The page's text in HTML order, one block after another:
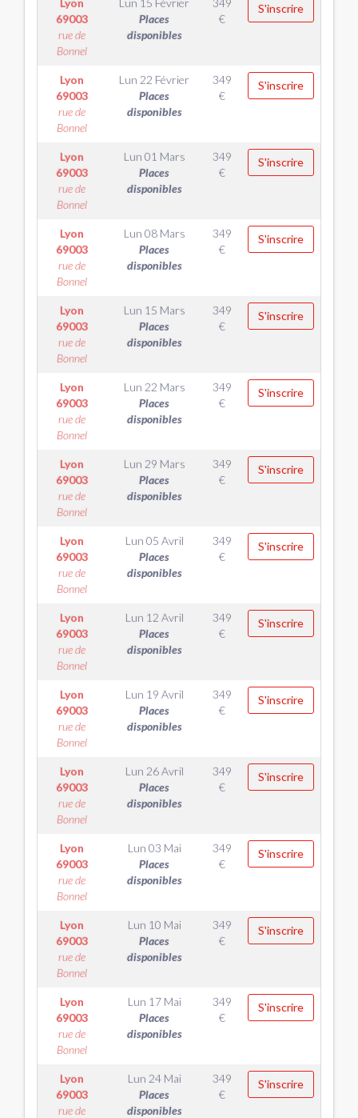
Lyon
69003
rue de
Bonnel
Lun 15 Février
Places
disponibles
349
€
S'inscrire
Lyon
69003
rue de
Bonnel
Lun 22 Février
Places
disponibles
349
€
S'inscrire
Lyon
69003
rue de
Bonnel
Lun 01 Mars
Places
disponibles
349
€
S'inscrire
Lyon
69003
rue de
Bonnel
Lun 08 Mars
Places
disponibles
349
€
S'inscrire
Lyon
69003
rue de
Bonnel
Lun 15 Mars
Places
disponibles
349
€
S'inscrire
Lyon
69003
rue de
Bonnel
Lun 22 Mars
Places
disponibles
349
€
S'inscrire
Lyon
69003
rue de
Bonnel
Lun 29 Mars
Places
disponibles
349
€
S'inscrire
Lyon
69003
rue de
Bonnel
Lun 05 Avril
Places
disponibles
349
€
S'inscrire
Lyon
69003
rue de
Bonnel
Lun 12 Avril
Places
disponibles
349
€
S'inscrire
Lyon
69003
rue de
Bonnel
Lun 19 Avril
Places
disponibles
349
€
S'inscrire
Lyon
69003
rue de
Bonnel
Lun 26 Avril
Places
disponibles
349
€
S'inscrire
Lyon
69003
rue de
Bonnel
Lun 03 Mai
Places
disponibles
349
€
S'inscrire
Lyon
69003
rue de
Bonnel
Lun 10 Mai
Places
disponibles
349
€
S'inscrire
Lyon
69003
rue de
Bonnel
Lun 17 Mai
Places
disponibles
349
€
S'inscrire
Lyon
69003
rue de
Lun 24 Mai
Places
disponibles
349
€
S'inscrire